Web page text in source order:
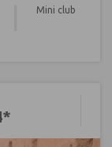
Mini club